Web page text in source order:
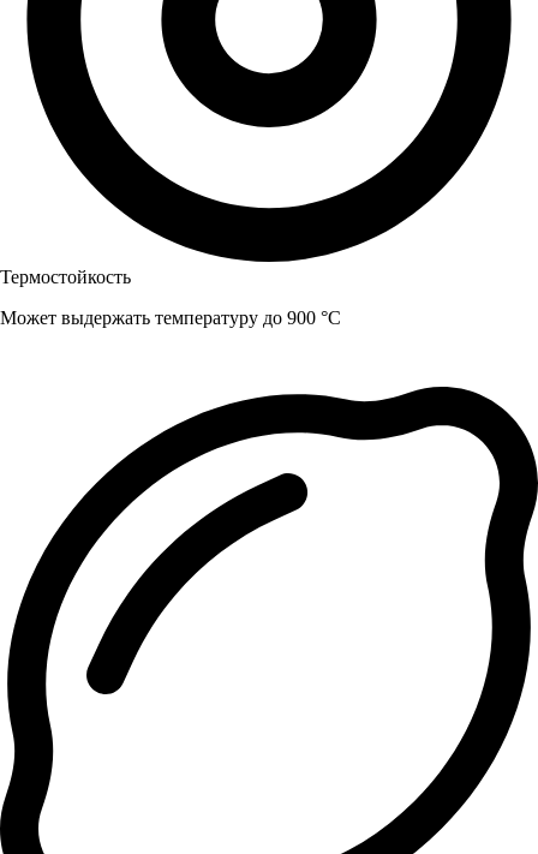
Термостойкость
Может выдержать температуру до 900 °C